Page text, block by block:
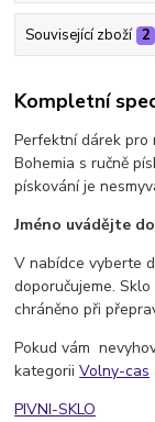
Související zboží 2
Kompletní
Perfektní dárek pro
Bohemia s ručně
pískování je
Jméno uvádějte
V nabídce vyberte
doporučujeme.
chráněno při
Pokud vám
kategoriiVolny-cas
PIVNI-SKLO